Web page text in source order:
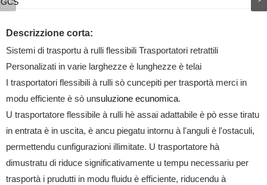
Descrizzione corta:
Sistemi di trasportu à rulli flessibili Trasportatori retrattili
Personalizati in varie larghezze è lunghezze è telai
I trasportatori flessibili à rulli sò cuncepiti per trasportà merci in
modu efficiente è sò unsuluzione ecunomica.
U trasportatore flessibile à rulli hè assai adattabile è pò esse tiratu
in entrata è in uscita, è ancu piegatu intornu à l'anguli è l'ostaculi,
permettendu cunfigurazioni illimitate. U trasportatore hà
dimustratu di riduce significativamente u tempu necessariu per
trasportà i prudutti in modu fluidu è efficiente, riducendu à